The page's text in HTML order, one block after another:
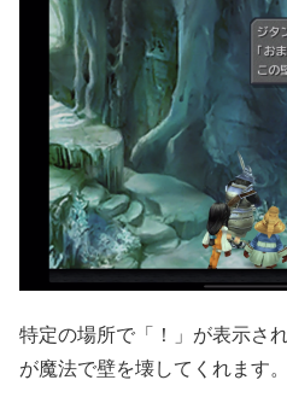
特定の場所で「！」が表示さ
が魔法で壁を壊してくれます。